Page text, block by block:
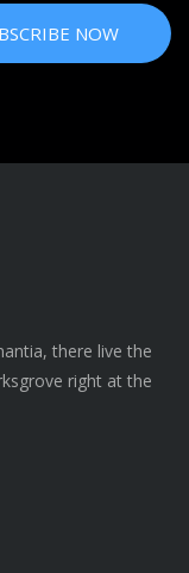
NOW
there live the
right at the